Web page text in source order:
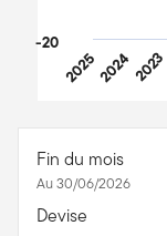
202520242023
-20
Fin du mois
Au 30/06/2026
Devise